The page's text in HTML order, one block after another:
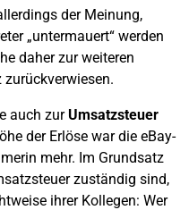
der Meinung,
„untermauert“ werden
daher zur weiteren
auch zur Umsatzsteuer
der Erlöse war die eBay-
mehr. Im Grundsatz
zuständig sind,
ihrer Kollegen: Wer